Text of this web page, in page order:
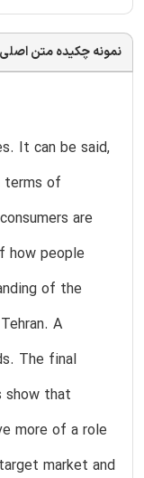
نمونه چکیده متن
It can be said,
terms of
are
how people
of the
A
The final
show that
more of a role
market and